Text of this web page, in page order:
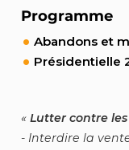
Programme
Abandons et
Présidentielle
Lutter contre
- Interdire la